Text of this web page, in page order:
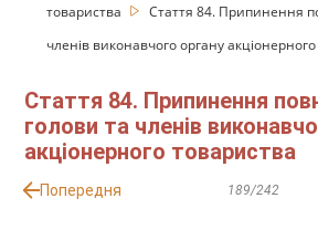
товариства
Стаття 84. Припинення
членів виконавчого органу
Стаття 84. Припинення
голови та членів
акціонерного товариства
Попередня 189/242